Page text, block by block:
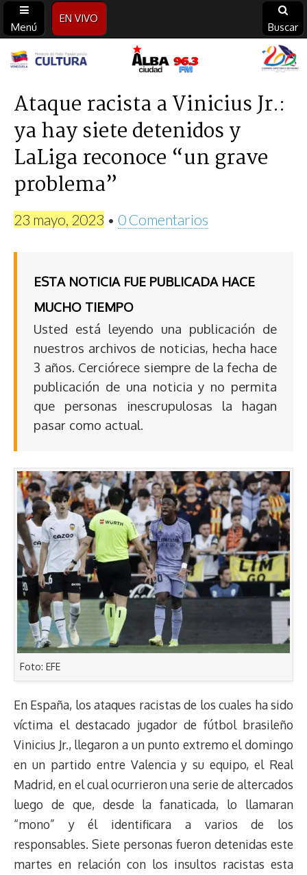
Menú
EN VIVO
Buscar
Alba
Ciudad
96.3
FM
Ataque racista a Vinicius Jr.:
ya hay siete detenidos y
LaLiga reconoce “un grave
problema”
23 mayo, 2023 • 0 Comentarios
ESTA NOTICIA FUE PUBLICADA HACE
MUCHO TIEMPO
Usted está leyendo una publicación de
nuestros archivos de noticias, hecha hace
3 años. Cerciórece siempre de la fecha de
publicación de una noticia y no permita
que personas inescrupulosas la hagan
pasar como actual.
Foto: EFE
En España, los ataques racistas de los cuales ha sido
víctima el destacado jugador de fútbol brasileño
Vinicius Jr., llegaron a un punto extremo el domingo
en un partido entre Valencia y su equipo, el Real
Madrid, en el cual ocurrieron una serie de altercados
luego de que, desde la fanaticada, lo llamaran
“mono” y él identificara a varios de los
responsables. Siete personas fueron detenidas este
martes en relación con los insultos racistas esta